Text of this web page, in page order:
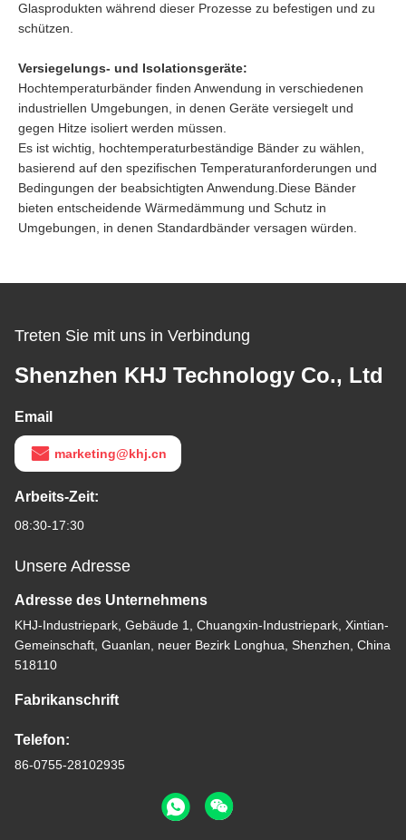
Glasprodukten während dieser Prozesse zu befestigen und zu
schützen.
Versiegelungs- und Isolationsgeräte:
Hochtemperaturbänder finden Anwendung in verschiedenen
industriellen Umgebungen, in denen Geräte versiegelt und
gegen Hitze isoliert werden müssen.
Es ist wichtig, hochtemperaturbeständige Bänder zu wählen,
basierend auf den spezifischen Temperaturanforderungen und
Bedingungen der beabsichtigten Anwendung.Diese Bänder
bieten entscheidende Wärmedämmung und Schutz in
Umgebungen, in denen Standardbänder versagen würden.
Treten Sie mit uns in Verbindung
Shenzhen KHJ Technology Co., Ltd
Email
marketing@khj.cn
Arbeits-Zeit:
08:30-17:30
Unsere Adresse
Adresse des Unternehmens
KHJ-Industriepark, Gebäude 1, Chuangxin-Industriepark, Xintian-
Gemeinschaft, Guanlan, neuer Bezirk Longhua, Shenzhen, China
518110
Fabrikanschrift
Telefon:
86-0755-28102935